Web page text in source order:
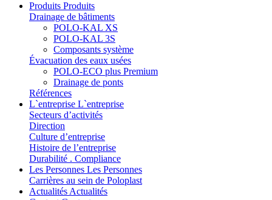
Produits Produits
Drainage de bâtiments
POLO-KAL XS
POLO-KAL 3S
Composants système
Évacuation des eaux usées
POLO-ECO plus Premium
Drainage de ponts
Références
L`entreprise L`entreprise
Secteurs d’activités
Direction
Culture d’entreprise
Histoire de l’entreprise
Durabilité . Compliance
Les Personnes Les Personnes
Carrières au sein de Poloplast
Actualités Actualités